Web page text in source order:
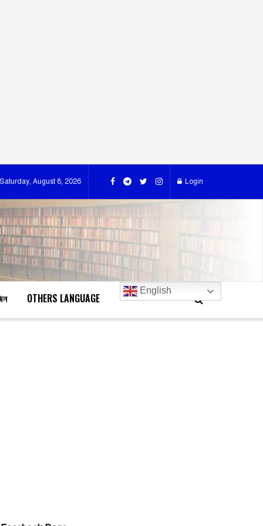
Saturday, August 8, 2026 Login
OTHERS LANGUAGE
English